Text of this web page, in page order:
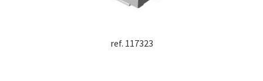
ref. 117323